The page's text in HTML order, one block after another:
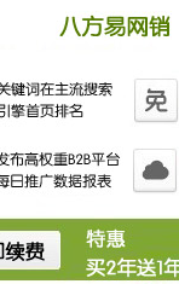
高于1m的围